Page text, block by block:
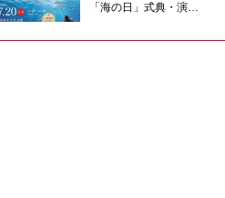
「海の日」式典・演奏